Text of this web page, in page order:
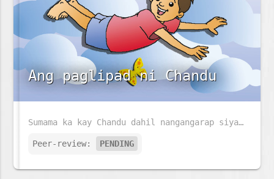
Ang paglipad ni Chandu
Sumama ka kay Chandu dahil nangangarap siyang lumipad. Ano ang pinapangarap mo?
Peer-review: PENDING